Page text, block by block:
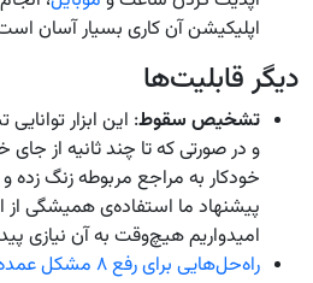
اپلیکیشن آن کاری بسیار آسان
دیگر قابلیت‌ها
تشخیص سقوط: این ابزار
و در صورتی که تا چند ثانیه از
خودکار به مراجع مربوطه زنگ
پیشنهاد ما استفاده‌ی همیشگی
امیدواریم هیچ‌وقت به آن نیازی
راه‌حل‌هایی برای رفع ۸ مشکل عمده‌ی Apple AirPods